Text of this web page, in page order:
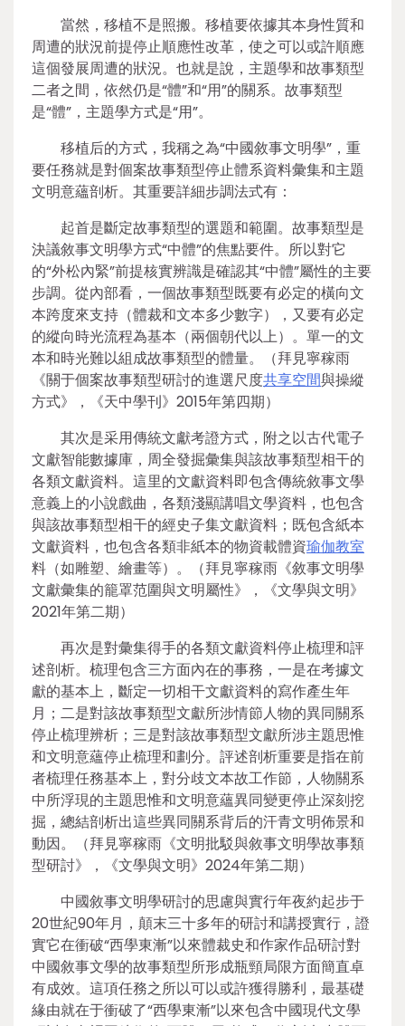
當然，移植不是照搬。移植要依據其本身性質和
周遭的狀況前提停止順應性改革，使之可以或許順應
這個發展周遭的狀況。也就是說，主題學和故事類型
二者之間，依然仍是“體”和“用”的關系。故事類型
是“體”，主題學方式是“用”。
移植后的方式，我稱之為“中國敘事文明學”，重
要任務就是對個案故事類型停止體系資料彙集和主題
文明意蘊剖析。其重要詳細步調法式有：
起首是斷定故事類型的選題和範圍。故事類型是
決議敘事文明學方式“中體”的焦點要件。所以對它
的“外松內緊”前提核實辨識是確認其“中體”屬性的主要
步調。從內部看，一個故事類型既要有必定的橫向文
本跨度來支持（體裁和文本多少數字），又要有必定
的縱向時光流程為基本（兩個朝代以上）。單一的文
本和時光難以組成故事類型的體量。（拜見寧稼雨
《關于個案故事類型研討的進選尺度共享空間與操縱
方式》，《天中學刊》2015年第四期）
其次是采用傳統文獻考證方式，附之以古代電子
文獻智能數據庫，周全發掘彙集與該故事類型相干的
各類文獻資料。這里的文獻資料即包含傳統敘事文學
意義上的小說戲曲，各類淺顯講唱文學資料，也包含
與該故事類型相干的經史子集文獻資料；既包含紙本
文獻資料，也包含各類非紙本的物資載體資瑜伽教室
料（如雕塑、繪畫等）。（拜見寧稼雨《敘事文明學
文獻彙集的籠罩范圍與文明屬性》，《文學與文明》
2021年第二期）
再次是對彙集得手的各類文獻資料停止梳理和評
述剖析。梳理包含三方面內在的事務，一是在考據文
獻的基本上，斷定一切相干文獻資料的寫作產生年
月；二是對該故事類型文獻所涉情節人物的異同關系
停止梳理辨析；三是對該故事類型文獻所涉主題思惟
和文明意蘊停止梳理和劃分。評述剖析重要是指在前
者梳理任務基本上，對分歧文本故工作節，人物關系
中所浮現的主題思惟和文明意蘊異同變更停止深刻挖
掘，總結剖析出這些異同關系背后的汗青文明佈景和
動因。（拜見寧稼雨《文明批駁與敘事文明學故事類
型研討》，《文學與文明》2024年第二期）
中國敘事文明學研討的思慮與實行年夜約起步于
20世紀90年月，顛末三十多年的研討和講授實行，證
實它在衝破“西學東漸”以來體裁史和作家作品研討對
中國敘事文學的故事類型所形成瓶頸局限方面簡直卓
有成效。這項任務之所以可以或許獲得勝利，最基礎
緣由就在于衝破了“西學東漸”以來包含中國現代文學